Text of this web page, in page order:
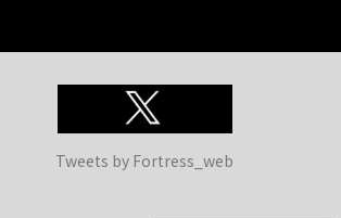
Tweets by Fortress_web